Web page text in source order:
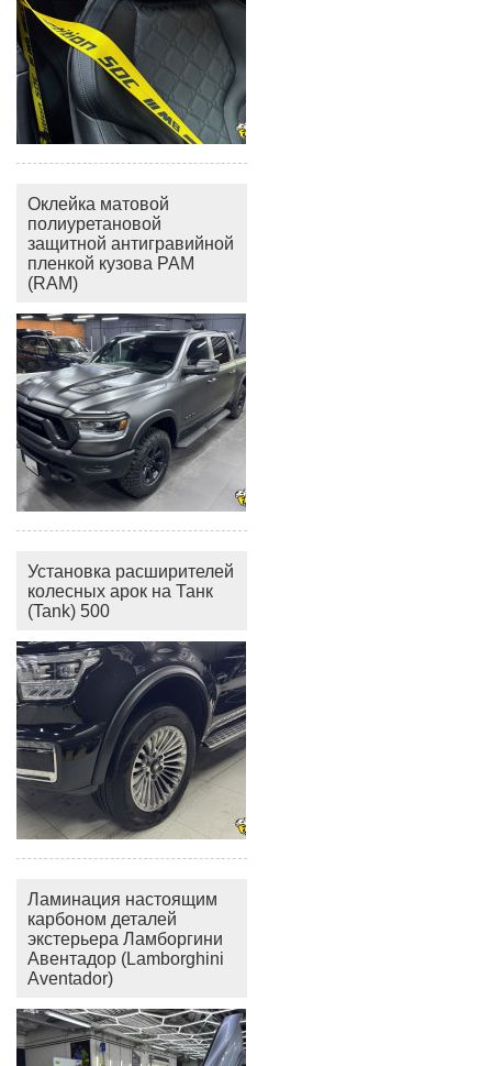
Оклейка матовой
полиуретановой
защитной антигравийной
пленкой кузова РАМ
(RAM)
Установка расширителей
колесных арок на Танк
(Tank) 500
Ламинация настоящим
карбоном деталей
экстерьера Ламборгини
Авентадор (Lamborghini
Aventador)